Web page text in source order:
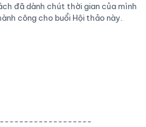
đã dành chút thời gian của mình
công cho buổi Hội thảo này.